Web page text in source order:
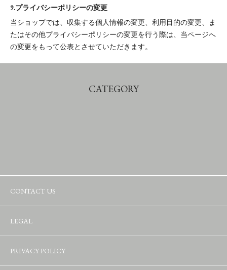
9.プライバシーポリシーの変更
当ショップでは、収集する個人情報の変更、利用目的の変更、ま
たはその他プライバシーポリシーの変更を行う際は、当ページへ
の変更をもって公表とさせていただきます。
CATEGORY
CONTACT US
LEGAL
PRIVACY POLICY